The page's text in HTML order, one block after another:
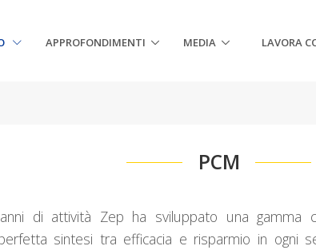
APPROFONDIMENTI MEDIA LAVORA
PCM
di attività Zep ha sviluppato una gamma
sintesi tra efficacia e risparmio in ogni